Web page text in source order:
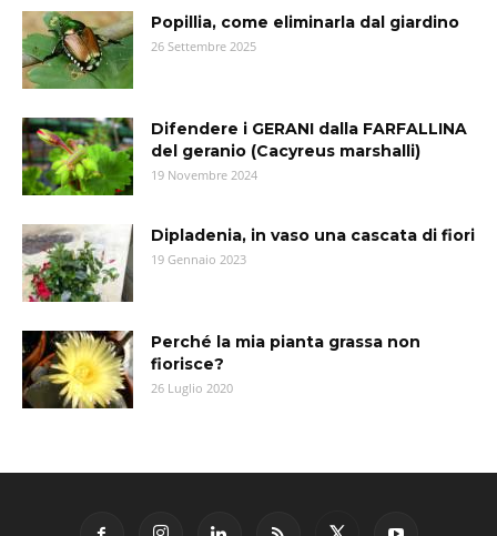
Popillia, come eliminarla dal giardino
26 Settembre 2025
Difendere i GERANI dalla FARFALLINA
del geranio (Cacyreus marshalli)
19 Novembre 2024
Dipladenia, in vaso una cascata di fiori
19 Gennaio 2023
Perché la mia pianta grassa non
fiorisce?
26 Luglio 2020